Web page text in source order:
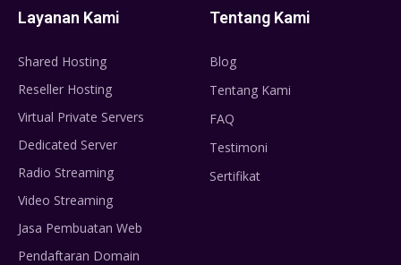
Layanan Kami
Shared Hosting
Reseller Hosting
Virtual Private Servers
Dedicated Server
Radio Streaming
Video Streaming
Jasa Pembuatan Web
Pendaftaran Domain
Tentang Kami
Blog
Tentang Kami
FAQ
Testimoni
Sertifikat